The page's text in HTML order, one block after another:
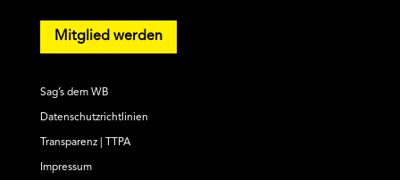
Mitglied werden
Sag’s dem WB
Datenschutzrichtlinien
Transparenz | TTPA
Impressum